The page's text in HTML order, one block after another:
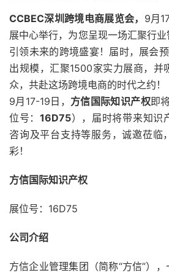
CCBEC深圳跨境电商展览会， 9月
展中心举行，为您呈现一场汇聚行业
引领未来的跨境盛宴！届时，展会
出规模，汇聚1500家实力展商，并
众，共赴这场跨境电商的时代之约！
9月17-19日， 方信国际知识产权即
位号：16D75），届时将带来知识
咨询及平台支持等服务，诚邀莅临
彩！
方信国际知识产权
展位号：16D75
公司介绍
方信企业管理集团（简称“方信”）